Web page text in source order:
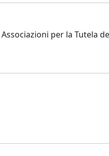
per la Tutela